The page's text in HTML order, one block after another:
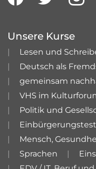
Unsere Kurse
Lesen und
Deutsch als
gemeinsam
VHS im
Politik und
Mensch,
Sprachen